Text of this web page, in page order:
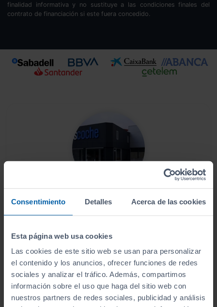
Consentimiento Detalles Acerca de las cookies
Esta página web usa cookies
Las cookies de este sitio web se usan para personalizar
el contenido y los anuncios, ofrecer funciones de redes
sociales y analizar el tráfico. Además, compartimos
información sobre el uso que haga del sitio web con
nuestros partners de redes sociales, publicidad y análisis
finalidad informativa y no sustituye a las condiciones finales del
contrato de financiación si este fuera concedido.
Este vehículo se encuentra en:
Ver localización y horarios
Ver vehículos del concesionario
¿Estás lejos o no puedes desplazarte?